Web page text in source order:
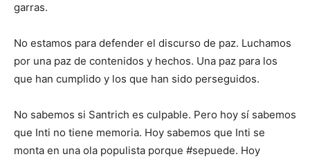
garras.
No estamos para defender el discurso de paz. Luchamos
por una paz de contenidos y hechos. Una paz para los
que han cumplido y los que han sido perseguidos.
No sabemos si Santrich es culpable. Pero hoy sí sabemos
que Inti no tiene memoria. Hoy sabemos que Inti se
monta en una ola populista porque #sepuede. Hoy